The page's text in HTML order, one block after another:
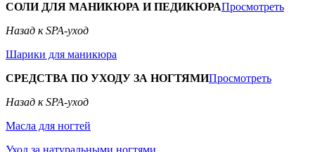
СОЛИ ДЛЯ МАНИКЮРА И ПЕДИКЮРАПросмотреть
Назад к SPA-уход
Шарики для маникюра
СРЕДСТВА ПО УХОДУ ЗА НОГТЯМИПросмотреть
Назад к SPA-уход
Масла для ногтей
Уход за натуральными ногтями